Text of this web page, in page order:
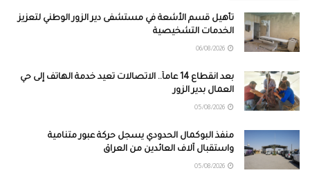
تأهيل قسم الأشعة في مستشفى دير الزور الوطني لتعزيز
الخدمات التشخيصية
بعد انقطاع 14 عاماً.. الاتصالات تعيد خدمة الهاتف إلى حي
العمال بدير الزور
منفذ البوكمال الحدودي يسجل حركة عبور متنامية
واستقبال آلاف العائدين من العراق